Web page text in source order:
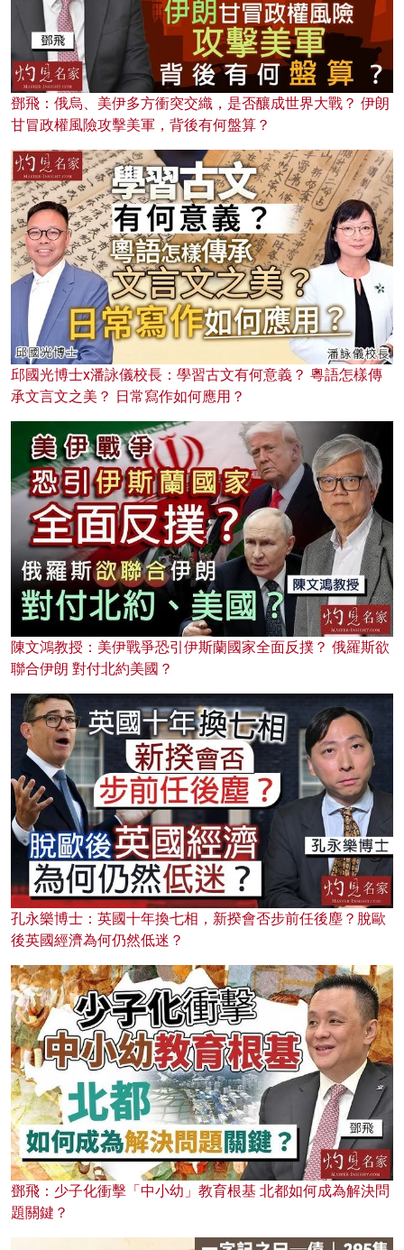
鄧飛：俄烏、美伊多方衝突交織，是否釀成世界大戰？ 伊朗
甘冒政權風險攻擊美軍，背後有何盤算？
邱國光博士x潘詠儀校長：學習古文有何意義？ 粵語怎樣傳
承文言文之美？ 日常寫作如何應用？
陳文鴻教授：美伊戰爭恐引伊斯蘭國家全面反撲？ 俄羅斯欲
聯合伊朗 對付北約美國？
孔永樂博士：英國十年換七相，新揆會否步前任後塵？脫歐
後英國經濟為何仍然低迷？
鄧飛：少子化衝擊「中小幼」教育根基 北都如何成為解決問
題關鍵？